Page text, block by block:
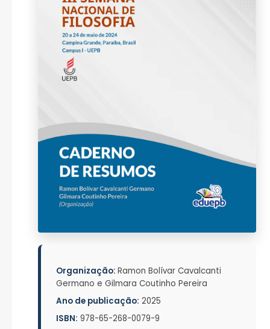
Organização: Ramon Bolívar Cavalcanti
Germano e Gilmara Coutinho Pereira
Ano de publicação: 2025
ISBN: 978-65-268-0079-9